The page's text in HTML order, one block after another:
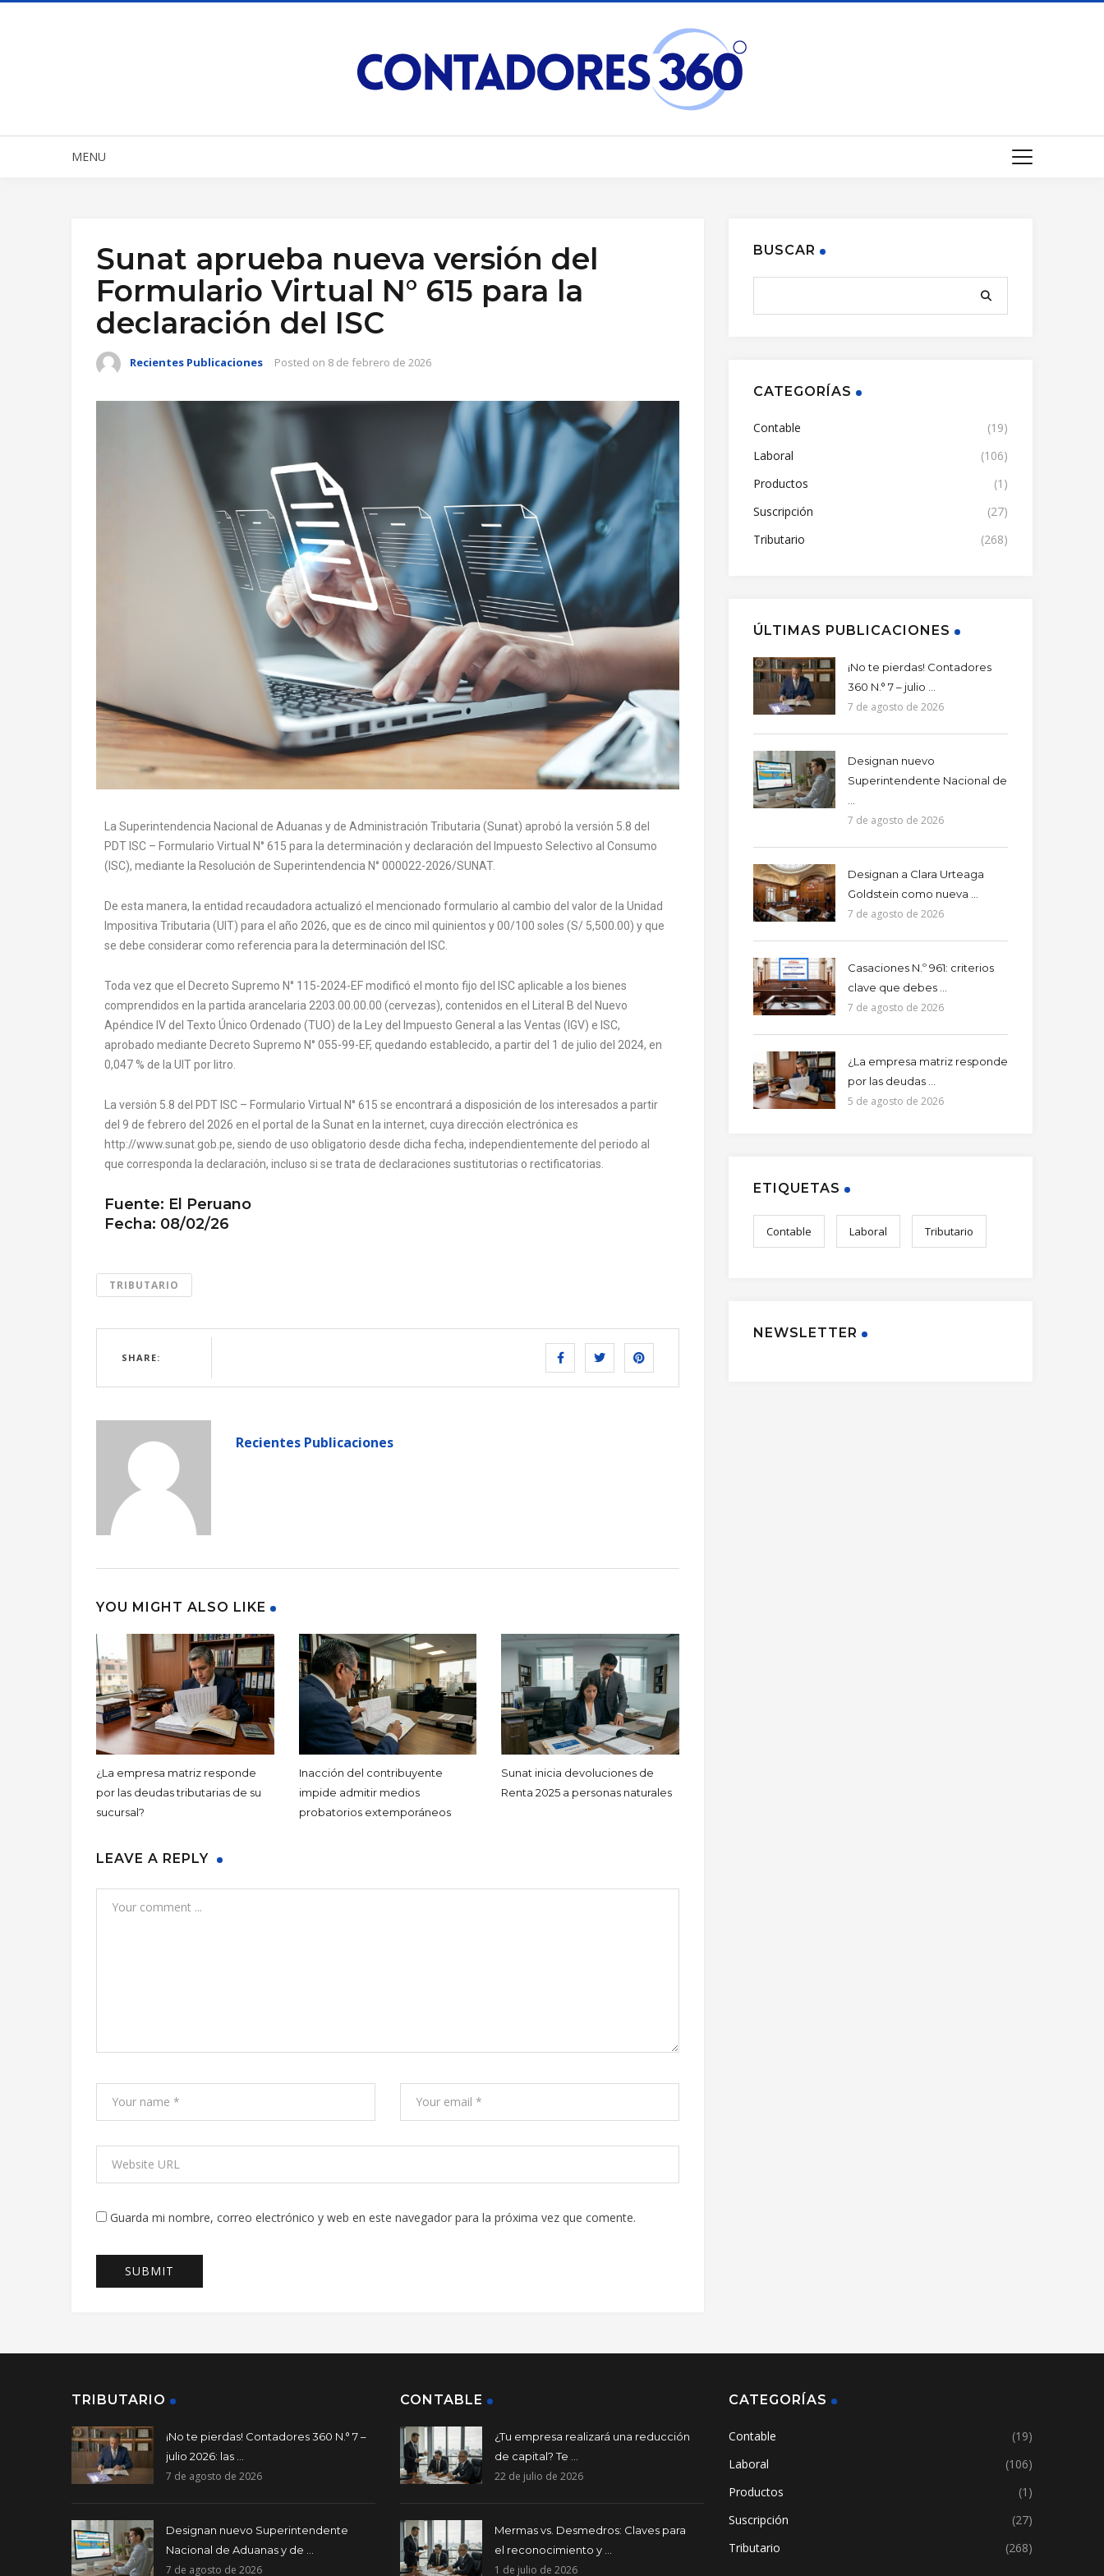
MENU
Sunat aprueba nueva versión del
Formulario Virtual N° 615 para la
declaración del ISC
Recientes Publicaciones Posted on 8 de febrero de 2026
La Superintendencia Nacional de Aduanas y de Administración Tributaria (Sunat) aprobó la versión 5.8 del
PDT ISC – Formulario Virtual N° 615 para la determinación y declaración del Impuesto Selectivo al Consumo
(ISC), mediante la Resolución de Superintendencia N° 000022-2026/SUNAT.
De esta manera, la entidad recaudadora actualizó el mencionado formulario al cambio del valor de la Unidad
Impositiva Tributaria (UIT) para el año 2026, que es de cinco mil quinientos y 00/100 soles (S/ 5,500.00) y que
se debe considerar como referencia para la determinación del ISC.
Toda vez que el Decreto Supremo N° 115-2024-EF modificó el monto fijo del ISC aplicable a los bienes
comprendidos en la partida arancelaria 2203.00.00.00 (cervezas), contenidos en el Literal B del Nuevo
Apéndice IV del Texto Único Ordenado (TUO) de la Ley del Impuesto General a las Ventas (IGV) e ISC,
aprobado mediante Decreto Supremo N° 055-99-EF, quedando establecido, a partir del 1 de julio del 2024, en
0,047 % de la UIT por litro.
La versión 5.8 del PDT ISC – Formulario Virtual N° 615 se encontrará a disposición de los interesados a partir
del 9 de febrero del 2026 en el portal de la Sunat en la internet, cuya dirección electrónica es
http://www.sunat.gob.pe, siendo de uso obligatorio desde dicha fecha, independientemente del periodo al
que corresponda la declaración, incluso si se trata de declaraciones sustitutorias o rectificatorias.
Fuente: El Peruano
Fecha: 08/02/26
TRIBUTARIO
SHARE:
Recientes Publicaciones
YOU MIGHT ALSO LIKE
¿La empresa matriz responde
por las deudas tributarias de su
sucursal?
Inacción del contribuyente
impide admitir medios
probatorios extemporáneos
Sunat inicia devoluciones de
Renta 2025 a personas naturales
LEAVE A REPLY
Guarda mi nombre, correo electrónico y web en este navegador para la próxima vez que comente.
BUSCAR
CATEGORÍAS
Contable
(19)
Laboral
(106)
Productos
(1)
Suscripción
(27)
Tributario
(268)
ÚLTIMAS PUBLICACIONES
¡No te pierdas! Contadores
360 N.° 7 – julio ...
7 de agosto de 2026
Designan nuevo
Superintendente Nacional de
7 de agosto de 2026
Designan a Clara Urteaga
Goldstein como nueva ...
7 de agosto de 2026
Casaciones N.º 961: criterios
clave que debes ...
7 de agosto de 2026
¿La empresa matriz responde
por las deudas ...
5 de agosto de 2026
ETIQUETAS
Contable Laboral Tributario
NEWSLETTER
TRIBUTARIO
¡No te pierdas! Contadores 360 N.° 7 –
julio 2026: las ...
7 de agosto de 2026
Designan nuevo Superintendente
Nacional de Aduanas y de ...
7 de agosto de 2026
CONTABLE
¿Tu empresa realizará una reducción
de capital? Te ...
22 de julio de 2026
Mermas vs. Desmedros: Claves para
el reconocimiento y ...
1 de julio de 2026
CATEGORÍAS
Contable
(19)
Laboral
(106)
Productos
(1)
Suscripción
(27)
Tributario
(268)